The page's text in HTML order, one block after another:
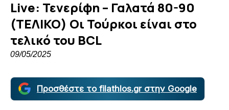
Live: Τενερίφη – Γαλατά 80-90
(ΤΕΛΙΚΟ) Οι Τούρκοι είναι στο
τελικό του BCL
09/05/2025
Προσθέστε το filathlos.gr στην Google